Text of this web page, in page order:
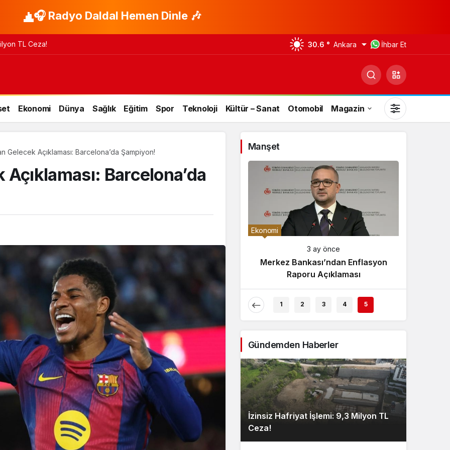
🎧 Radyo Daldal Hemen Dinle 🎶
TL Ceza! 30.6 ° Ankara İhbar Et
Ekonomi Dünya Sağlık Eğitim Spor Teknoloji Kültür – Sanat Otomobil Magazin
Gündüz Modu
Gündüz modunu seçin.
Gece Modu
Gece modunu seçin.
Sistem Modu
Sistem modunu seçin.
Gelecek Açıklaması: Barcelona’da Şampiyon!
Barcelona’da
Manşet
Tartışması
Çaykur Rizespor, Beşiktaş’ı
Ağırlıyor!
Ekonomi
3 ay önce
Merkez Bankası’ndan Enflasyon
Raporu Açıklaması
1 2 3 4 5
Gündemden Haberler
İzinsiz Hafriyat İşlemi: 9,3 Milyon TL
Ceza!